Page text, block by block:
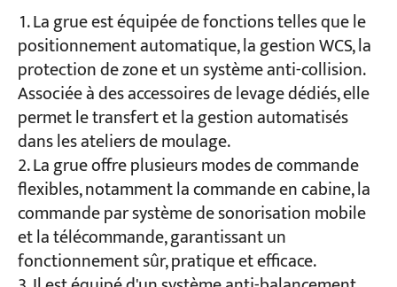
La grue est équipée de fonctions telles que le
positionnement automatique, la gestion WCS, la
protection de zone et un système anti-collision.
Associée à des accessoires de levage dédiés, elle
permet le transfert et la gestion automatisés
dans les ateliers de moulage.
La grue offre plusieurs modes de commande
flexibles, notamment la commande en cabine, la
commande par système de sonorisation mobile
et la télécommande, garantissant un
fonctionnement sûr, pratique et efficace.